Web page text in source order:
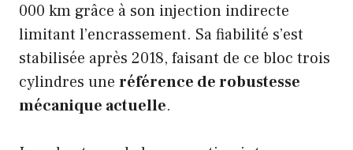
000 km grâce à son injection indirecte
limitant l’encrassement. Sa fiabilité s’est
stabilisée après 2018, faisant de ce bloc trois
cylindres une référence de robustesse
mécanique actuelle.